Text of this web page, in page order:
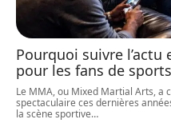
Pourquoi suivre l’actu
pour les fans de
Le MMA, ou Mixed Martial Arts, a
spectaculaire ces dernières
la scène sportive…